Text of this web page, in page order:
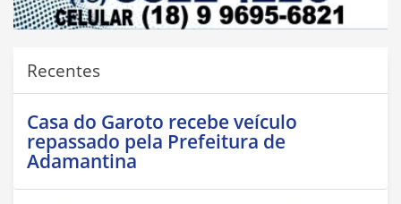
Recentes
Casa do Garoto recebe veículo
repassado pela Prefeitura de
Adamantina